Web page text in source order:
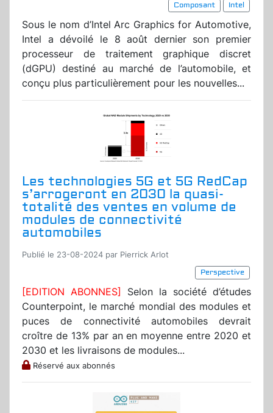
Composant
Intel
Sous le nom d’Intel Arc Graphics for Automotive,
Intel a dévoilé le 8 août dernier son premier
processeur de traitement graphique discret
(dGPU) destiné au marché de l’automobile, et
conçu plus particulièrement pour les nouvelles...
Les technologies 5G et 5G RedCap
s’arrogeront en 2030 la quasi-
totalité des ventes en volume de
modules de connectivité
automobiles
Publié le 23-08-2024 par Pierrick Arlot
Perspective
[EDITION ABONNES] Selon la société d’études
Counterpoint, le marché mondial des modules et
puces de connectivité automobiles devrait
croître de 13% par an en moyenne entre 2020 et
2030 et les livraisons de modules...
Réservé aux abonnés